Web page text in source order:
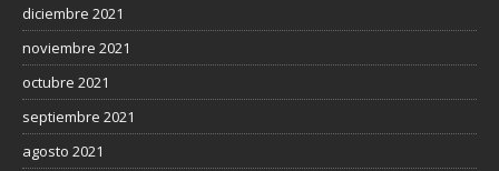
diciembre 2021
noviembre 2021
octubre 2021
septiembre 2021
agosto 2021